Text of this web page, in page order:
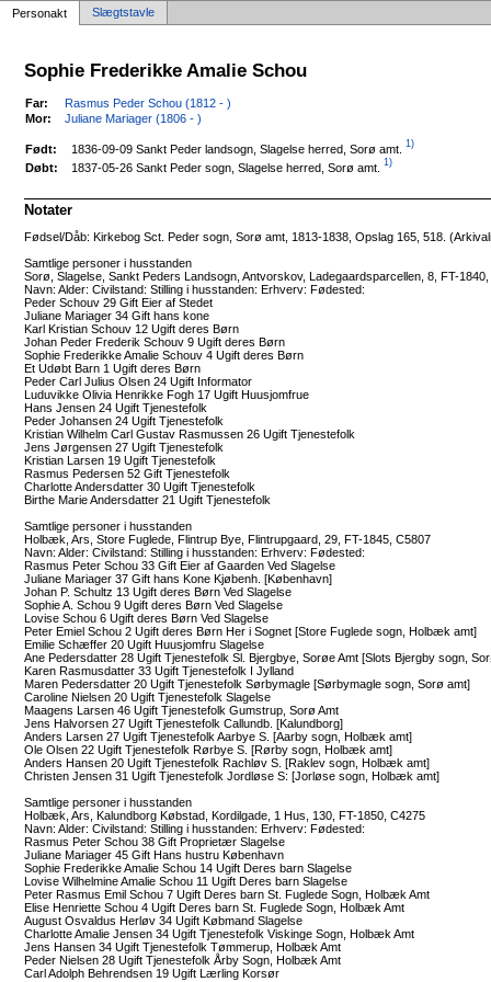
Personakt Slægtstavle
Sophie Frederikke Amalie Schou
Far:
Rasmus Peder Schou (1812 - )
Mor:
Juliane Mariager (1806 - )
Født: 1836-09-09 Sankt Peder landsogn, Slagelse herred, Sorø amt. 1)
Døbt: 1837-05-26 Sankt Peder sogn, Slagelse herred, Sorø amt. 1)
Notater
Fødsel/Dåb: Kirkebog Sct. Peder sogn, Sorø amt, 1813-1838, Opslag 165, 518.
Samtlige personer i husstanden
Sorø, Slagelse, Sankt Peders Landsogn, Antvorskov, Ladegaardsparcellen, 8, FT-1840,
Navn: Alder: Civilstand: Stilling i husstanden: Erhverv: Fødested:
Peder Schouv 29 Gift Eier af Stedet
Juliane Mariager 34 Gift hans kone
Karl Kristian Schouv 12 Ugift deres Børn
Johan Peder Frederik Schouv 9 Ugift deres Børn
Sophie Frederikke Amalie Schouv 4 Ugift deres Børn
Et Udøbt Barn 1 Ugift deres Børn
Peder Carl Julius Olsen 24 Ugift Informator
Luduvikke Olivia Henrikke Fogh 17 Ugift Huusjomfrue
Hans Jensen 24 Ugift Tjenestefolk
Peder Johansen 24 Ugift Tjenestefolk
Kristian Wilhelm Carl Gustav Rasmussen 26 Ugift Tjenestefolk
Jens Jørgensen 27 Ugift Tjenestefolk
Kristian Larsen 19 Ugift Tjenestefolk
Rasmus Pedersen 52 Gift Tjenestefolk
Charlotte Andersdatter 30 Ugift Tjenestefolk
Birthe Marie Andersdatter 21 Ugift Tjenestefolk
Samtlige personer i husstanden
Holbæk, Ars, Store Fuglede, Flintrup Bye, Flintrupgaard, 29, FT-1845, C5807
Navn: Alder: Civilstand: Stilling i husstanden: Erhverv: Fødested:
Rasmus Peter Schou 33 Gift Eier af Gaarden Ved Slagelse
Juliane Mariager 37 Gift hans Kone Kjøbenh. [København]
Johan P. Schultz 13 Ugift deres Børn Ved Slagelse
Sophie A. Schou 9 Ugift deres Børn Ved Slagelse
Lovise Schou 6 Ugift deres Børn Ved Slagelse
Peter Emiel Schou 2 Ugift deres Børn Her i Sognet [Store Fuglede sogn, Holbæk amt]
Emilie Schæffer 20 Ugift Huusjomfru Slagelse
Ane Pedersdatter 28 Ugift Tjenestefolk Sl. Bjergbye, Sorøe Amt [Slots Bjergby sogn,
Karen Rasmusdatter 33 Ugift Tjenestefolk I Jylland
Maren Pedersdatter 20 Ugift Tjenestefolk Sørbymagle [Sørbymagle sogn, Sorø amt]
Caroline Nielsen 20 Ugift Tjenestefolk Slagelse
Maagens Larsen 46 Ugift Tjenestefolk Gumstrup, Sorø Amt
Jens Halvorsen 27 Ugift Tjenestefolk Callundb. [Kalundborg]
Anders Larsen 27 Ugift Tjenestefolk Aarbye S. [Aarby sogn, Holbæk amt]
Ole Olsen 22 Ugift Tjenestefolk Rørbye S. [Rørby sogn, Holbæk amt]
Anders Hansen 20 Ugift Tjenestefolk Rachløv S. [Raklev sogn, Holbæk amt]
Christen Jensen 31 Ugift Tjenestefolk Jordløse S: [Jorløse sogn, Holbæk amt]
Samtlige personer i husstanden
Holbæk, Ars, Kalundborg Købstad, Kordilgade, 1 Hus, 130, FT-1850, C4275
Navn: Alder: Civilstand: Stilling i husstanden: Erhverv: Fødested:
Rasmus Peter Schou 38 Gift Proprietær Slagelse
Juliane Mariager 45 Gift Hans hustru København
Sophie Frederikke Amalie Schou 14 Ugift Deres barn Slagelse
Lovise Wilhelmine Amalie Schou 11 Ugift Deres barn Slagelse
Peter Rasmus Emil Schou 7 Ugift Deres barn St. Fuglede Sogn, Holbæk Amt
Elise Henriette Schou 4 Ugift Deres barn St. Fuglede Sogn, Holbæk Amt
August Osvaldus Herløv 34 Ugift Købmand Slagelse
Charlotte Amalie Jensen 34 Ugift Tjenestefolk Viskinge Sogn, Holbæk Amt
Jens Hansen 34 Ugift Tjenestefolk Tømmerup, Holbæk Amt
Peder Nielsen 28 Ugift Tjenestefolk Årby Sogn, Holbæk Amt
Carl Adolph Behrendsen 19 Ugift Lærling Korsør